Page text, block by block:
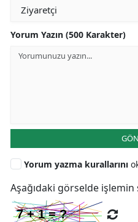
Yorum Yazın (500 Karakter)
Yorum yazma kurallarını
Aşağıdaki görselde işlemin